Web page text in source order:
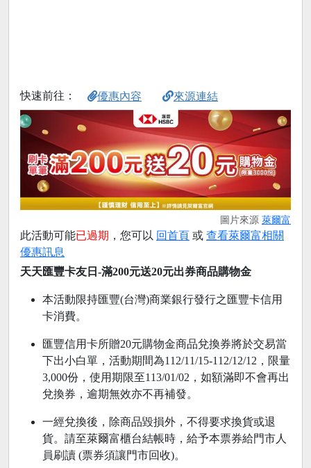
快速前往： 優惠內容 來源連結
圖片來源 萊爾富
此活動可能已過期 ，您可以 回首頁 或 查看萊爾富相關
優惠訊息
天天匯豐卡友日-滿200元送20元出券商品購物金
本活動限持匯豐(台灣)商業銀行發行之匯豐卡信用
卡消費。
匯豐信用卡所贈20元購物金商品兌換券將於交易當
下出小白單，活動期間為112/11/15-112/12/12，限量
3,000份，使用期限至113/01/02，如額滿即不會再出
兌換券，逾期無效亦不再補發。
一經兌換後，除商品毀損外，不得要求換貨或退
貨。請至萊爾富櫃台結帳時，給予本票券給門市人
員刷讀 (票券須讓門市回收)。